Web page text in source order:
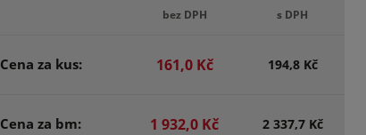
bez DPH s DPH
Cena za kus: 161,0 Kč 194,8 Kč
Cena za bm: 1 932,0 Kč 2 337,7 Kč